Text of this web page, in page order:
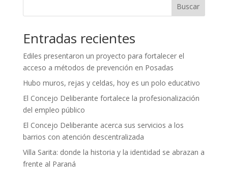
Buscar
Entradas recientes
Ediles presentaron un proyecto para fortalecer el
acceso a métodos de prevención en Posadas
Hubo muros, rejas y celdas, hoy es un polo educativo
El Concejo Deliberante fortalece la profesionalización
del empleo público
El Concejo Deliberante acerca sus servicios a los
barrios con atención descentralizada
Villa Sarita: donde la historia y la identidad se abrazan a
frente al Paraná